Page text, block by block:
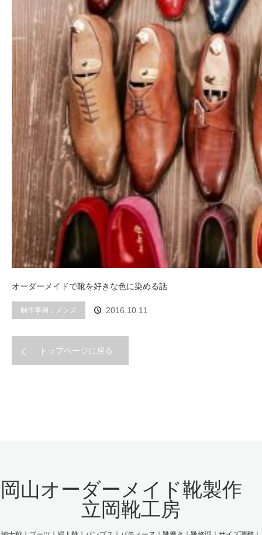
オーダーメイドで靴を好きな色に染める話
制作事例：メンズ 2016.10.11
トップページに戻る
岡山オーダーメイド靴製作
立岡靴工房